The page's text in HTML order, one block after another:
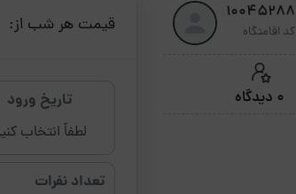
10045288
کد اقامتگاه
0 دیدگاه
قیمت هر شب از:
تاریخ ورود
لطفاً انتخاب
تعداد نفرات